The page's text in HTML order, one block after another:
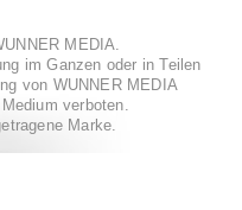
MEDIA.
im Ganzen oder in Teilen
von WUNNER MEDIA
verboten.
Marke.